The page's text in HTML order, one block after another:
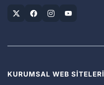
KURUMSAL WEB SİTELERİ